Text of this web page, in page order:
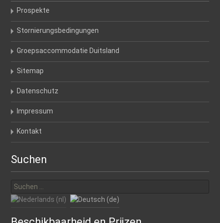
Prospekte
Stornierungsbedingungen
Groepsaccommodatie Duitsland
Sitemap
Datenschutz
Impressum
Kontakt
Suchen
nach: